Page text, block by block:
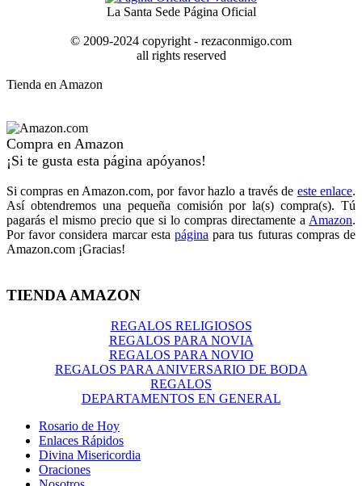
La Santa Sede Página Oficial
© 2009-2024 copyright - rezaconmigo.com
all rights reserved
Tienda en Amazon
Compra en Amazon
¡Si te gusta esta página apóyanos!
Si compras en Amazon.com, por favor hazlo a través de este enlace.
Así obtendremos una pequeña comisión por la(s) compra(s). Tú
pagarás el mismo precio que si lo compras directamente a Amazon.
Por favor considera marcar esta página para tus futuras compras de
Amazon.com ¡Gracias!
TIENDA AMAZON
REGALOS RELIGIOSOS
REGALOS PARA NOVIA
REGALOS PARA NOVIO
REGALOS PARA ANIVERSARIO DE BODA
REGALOS
DEPARTAMENTOS EN GENERAL
Rosario de Hoy
Enlaces Rápidos
Divina Misericordia
Oraciones